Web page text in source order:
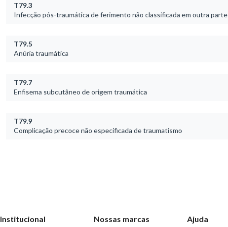
T79.3
Infecção pós-traumática de ferimento não classificada em outra parte
T79.5
Anúria traumática
T79.7
Enfisema subcutâneo de origem traumática
T79.9
Complicação precoce não especificada de traumatismo
Institucional Nossas marcas Ajuda